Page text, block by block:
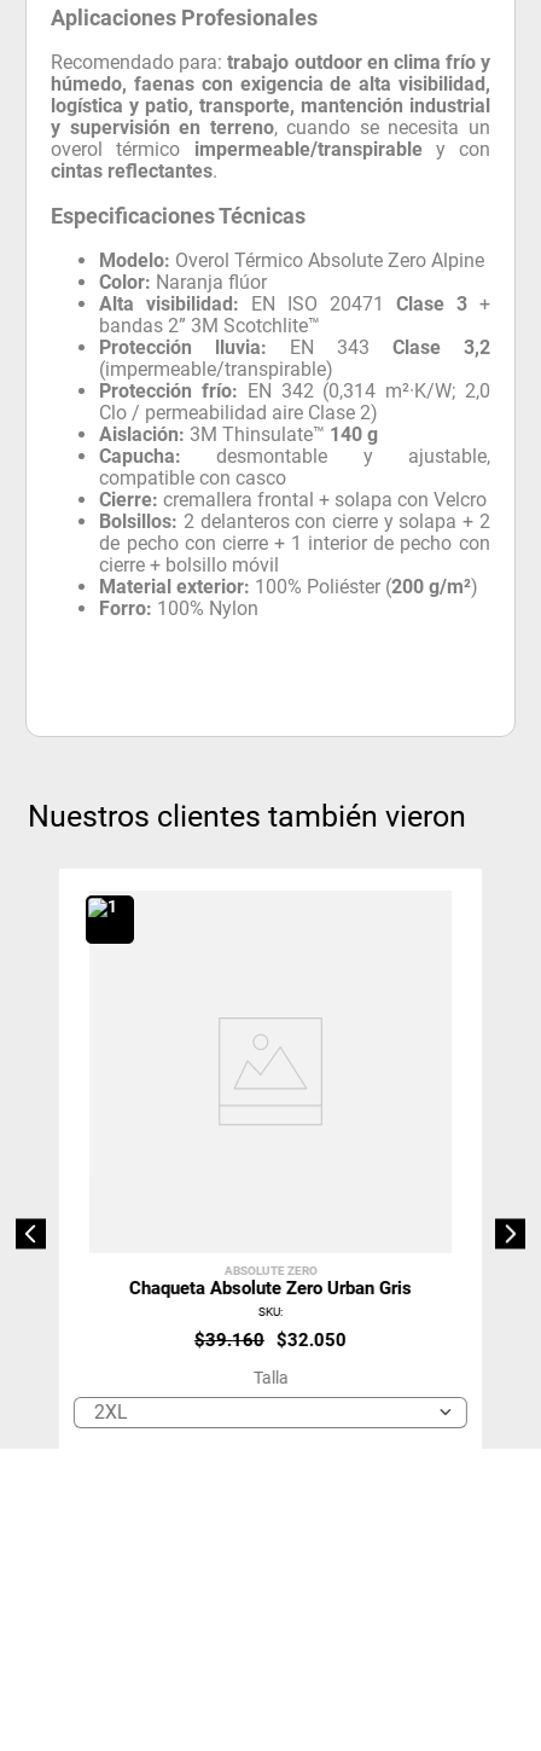
Aplicaciones Profesionales
Recomendado para:trabajo outdoor en clima frío y
húmedo, faenas con exigencia de alta visibilidad,
logística y patio, transporte, mantención industrial
y supervisión en terreno, cuando se necesita un
overol térmico impermeable/transpirabley con
cintas reflectantes.
Especificaciones Técnicas
Modelo: Overol Térmico Absolute Zero Alpine
Color: Naranja flúor
Alta visibilidad: EN ISO 20471 Clase 3+
bandas 2” 3M Scotchlite™
Protección lluvia: EN 343 Clase 3,2
(impermeable/transpirable)
Protección frío: EN 342 (0,314 m²·K/W; 2,0
Clo / permeabilidad aire Clase 2)
Aislación: 3M Thinsulate™ 140 g
Capucha: desmontable y ajustable,
compatible con casco
Cierre: cremallera frontal + solapa con Velcro
Bolsillos: 2 delanteros con cierre y solapa + 2
de pecho con cierre + 1 interior de pecho con
cierre + bolsillo móvil
Material exterior: 100% Poliéster (200 g/m²)
Forro: 100% Nylon
Nuestros clientes también vieron
ABSOLUTE ZERO
Chaqueta Absolute Zero Urban Gris
SKU:
$39.160 $32.050
Talla
2XL